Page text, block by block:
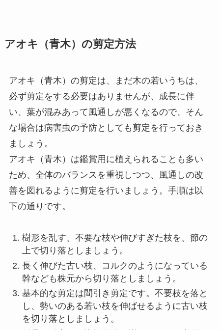
アオキ（青木）の剪定方法
アオキ（青木）の剪定は、まだ木の若いうちは、
必ず剪定をする必要はありませんが、成長に伴
い、葉が混みあって風通しが悪くなるので、そん
な場合は病害虫の予防としても剪定を行っておき
ましょう。
アオキ（青木）は鑑賞用に植えられることも多い
ため、全体のバランスを重視しつつ、風通しの改
善を図れるように剪定を行いましょう。手順は以
下の通りです。
樹形を乱す、不要な枝や伸びすぎた枝を、節の
上で切り落としましょう。
長く伸びた古い枝、コルクのようになっている
幹なども株元から切り落としましょう。
基本的な剪定は間引き剪定です。不要枝を落と
し、勢いのある若い枝を伸ばせるように古い枝
を切り落としましょう。